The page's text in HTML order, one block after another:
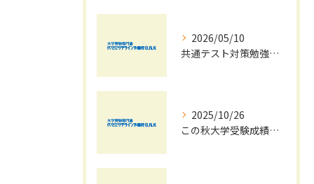
2026/05/10
共通テスト対策勉強は早めに始めましょう！
2025/10/26
この秋大学受験成績大幅UPの秘訣